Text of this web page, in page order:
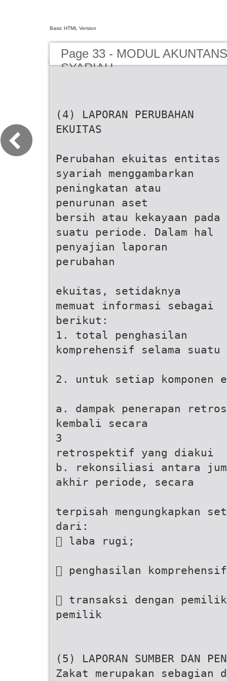
Basic HTML Version
Page 33 - MODUL
SYARIAH
(4) LAPORAN PERUBAHAN
EKUITAS
Perubahan ekuitas entitas
syariah menggambarkan
peningkatan atau
penurunan aset
bersih atau kekayaan pada
suatu periode. Dalam hal
penyajian laporan
perubahan
ekuitas, setidaknya
memuat informasi sebagai
berikut:
1. total penghasilan
komprehensif selama
2. untuk setiap komponen
a. dampak penerapan
kembali secara
3
retrospektif yang diakui
b. rekonsiliasi antara
akhir periode, secara
terpisah mengungkapkan
dari:
 laba rugi;
 penghasilan
 transaksi dengan
pemilik
(5) LAPORAN SUMBER DAN
Zakat merupakan